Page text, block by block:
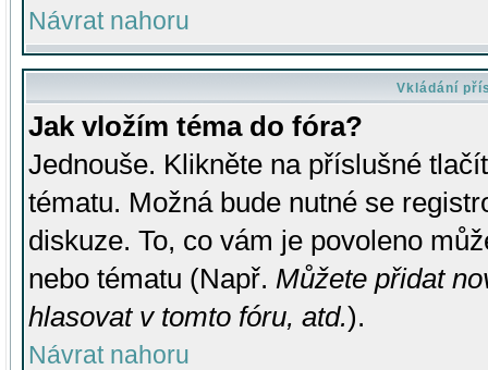
Návrat nahoru
Vkládání
Jak vložím téma do fóra?
Jednouše. Klikněte na příslušné
tématu. Možná bude nutné se
diskuze. To, co vám je povoleno
nebo tématu (Např. Můžete přidat
hlasovat v tomto fóru, atd.).
Návrat nahoru